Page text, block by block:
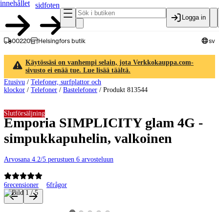
innehållet
sidfoten
Logga in
00220 Helsingfors butik sv
Käytössäsi on vanhempi selain, jota Verkkokauppa.com-
sivusto ei enää tue. Lue lisää täältä.
Etusivu / Telefoner, surfplattor och
klockor / Telefoner / Bastelefoner / Produkt 813544
Emporia SIMPLICITY glam 4G -
simpukkapuhelin, valkoinen
Arvosana 4.2/5 perustuen 6 arvosteluun
6recensioner 6frågor
Slutförsäljning
Produktbilder och videor